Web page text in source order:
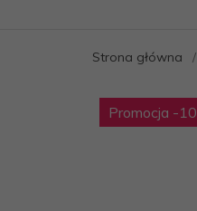
Strona główna
Promocja -10